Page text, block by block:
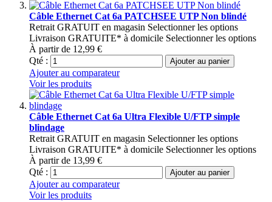
Câble Ethernet Cat 6a PATCHSEE UTP Non blindé
Retrait GRATUIT en magasin Selectionner les options
Livraison GRATUITE* à domicile Selectionner les options
À partir de 12,99 €
Qté :
Ajouter au panier
Ajouter au comparateur
Voir les produits
Câble Ethernet Cat 6a Ultra Flexible U/FTP simple
blindage
Retrait GRATUIT en magasin Selectionner les options
Livraison GRATUITE* à domicile Selectionner les options
À partir de 13,99 €
Qté :
Ajouter au panier
Ajouter au comparateur
Voir les produits